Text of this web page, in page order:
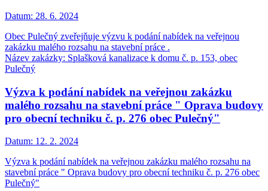
Datum: 28. 6. 2024
Obec Pulečný zveřejňuje výzvu k podání nabídek na veřejnou
zakázku malého rozsahu na stavební práce .
Název zakázky: Splašková kanalizace k domu č. p. 153, obec
Pulečný
Výzva k podání nabídek na veřejnou zakázku
malého rozsahu na stavební práce " Oprava budovy
pro obecní techniku č. p. 276 obec Pulečný"
Datum: 12. 2. 2024
Výzva k podání nabídek na veřejnou zakázku malého rozsahu na
stavební práce " Oprava budovy pro obecní techniku č. p. 276 obec
Pulečný"